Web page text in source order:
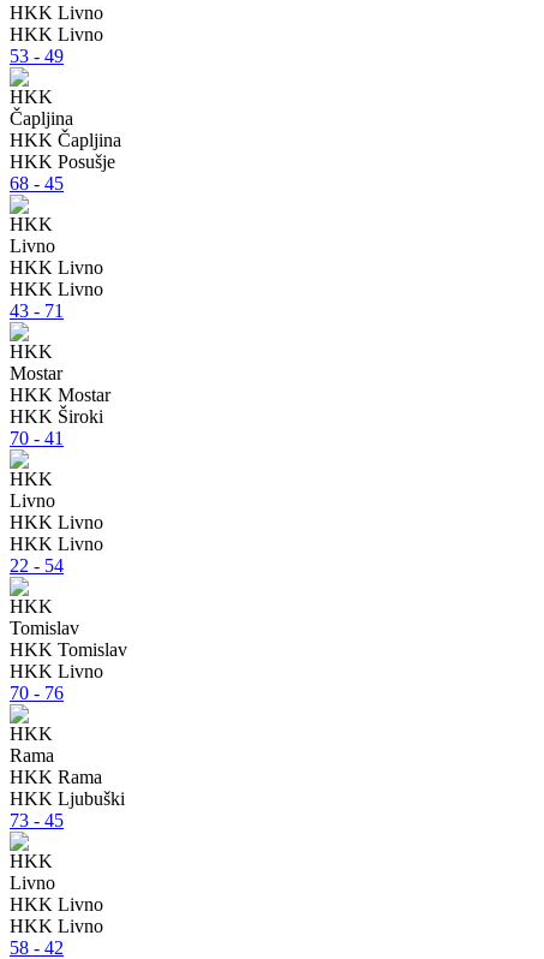
HKK Livno
HKK Livno
53 - 49
HKK Čapljina
HKK Posušje
68 - 45
HKK Livno
HKK Livno
43 - 71
HKK Mostar
HKK Široki
70 - 41
HKK Livno
HKK Livno
22 - 54
HKK Tomislav
HKK Livno
70 - 76
HKK Rama
HKK Ljubuški
73 - 45
HKK Livno
HKK Livno
58 - 42